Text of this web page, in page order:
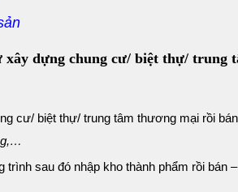
dựng chung cư/ biệt thự/ trung
cư/ biệt thự/ trung tâm thương mại rồi
sau đó nhập kho thành phẩm rồi bán